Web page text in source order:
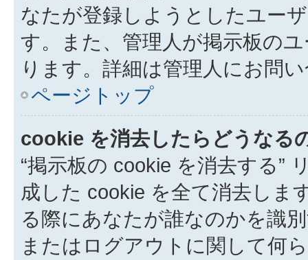
なたが登録しようとしたユー
す。また、管理人が掲示板の
ります。詳細は管理人にお問
ページトップ
cookie を消去したらどうなる
“掲示板の cookie を消去する”
成した cookie を全て消去しま
る際にあなたが誰なのかを識
またはログアウトに関して何